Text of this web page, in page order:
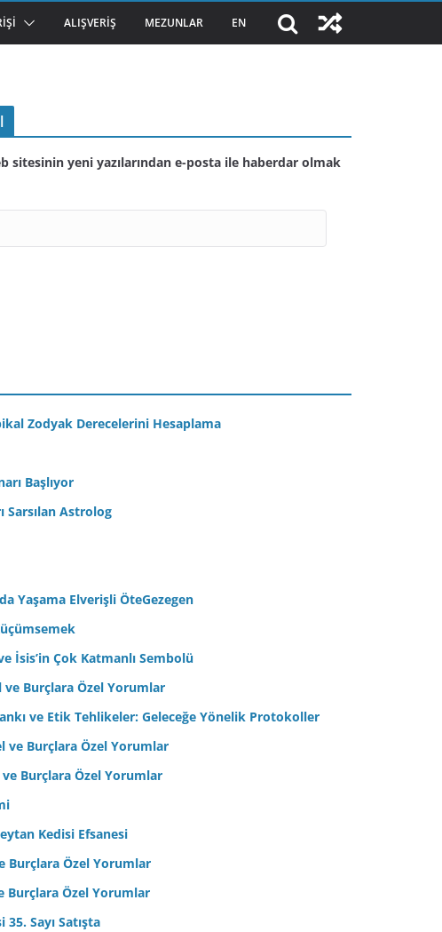
ALIŞVERIŞ MEZUNLAR EN
sitesinin yeni yazılarından e-posta ile haberdar olmak
Zodyak Derecelerini Hesaplama
Başlıyor
Sarsılan Astrolog
Yaşama Elverişli ÖteGezegen
İsis’in Çok Katmanlı Sembolü
ve Burçlara Özel Yorumlar
ve Etik Tehlikeler: Geleceğe Yönelik Protokoller
ve Burçlara Özel Yorumlar
ve Burçlara Özel Yorumlar
Kedisi Efsanesi
Burçlara Özel Yorumlar
Burçlara Özel Yorumlar
Sayı Satışta